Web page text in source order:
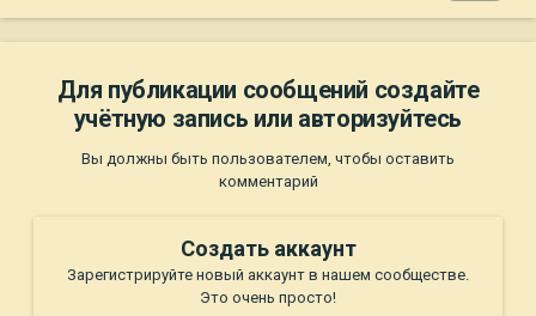
Для публикации сообщений создайте
учётную запись или авторизуйтесь
Вы должны быть пользователем, чтобы оставить
комментарий
Создать аккаунт
Зарегистрируйте новый аккаунт в нашем сообществе.
Это очень просто!